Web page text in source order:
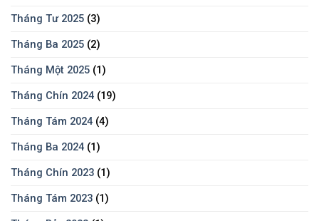
Tháng Tư 2025 (3)
Tháng Ba 2025 (2)
Tháng Một 2025 (1)
Tháng Chín 2024 (19)
Tháng Tám 2024 (4)
Tháng Ba 2024 (1)
Tháng Chín 2023 (1)
Tháng Tám 2023 (1)